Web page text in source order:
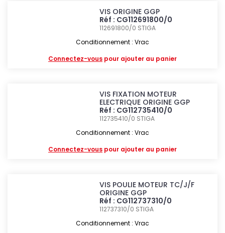
VIS ORIGINE GGP
Réf : CG112691800/0
112691800/0 STIGA
Conditionnement : Vrac
Connectez-vous pour ajouter au panier
VIS FIXATION MOTEUR
ELECTRIQUE ORIGINE GGP
Réf : CG112735410/0
112735410/0 STIGA
Conditionnement : Vrac
Connectez-vous pour ajouter au panier
VIS POULIE MOTEUR TC/J/F
ORIGINE GGP
Réf : CG112737310/0
112737310/0 STIGA
Conditionnement : Vrac